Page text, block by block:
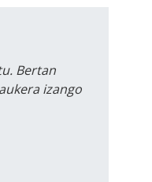
Bertan
izango